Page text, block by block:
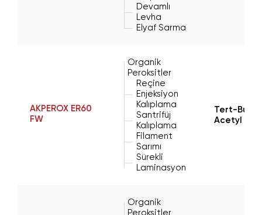
Devamlı
Levha
Elyaf Sarma
AKPEROX ER60
FW
Organik
Peroksitler
Reçine
Enjeksiyon
Kalıplama
Santrifüj
Kalıplama
Filament
Sarımı
Sürekli
Laminasyon
Tert-Butyl
Acetyl
Organik
Peroksitler